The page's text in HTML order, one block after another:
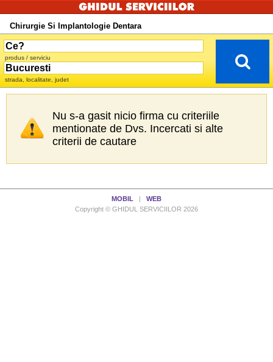
Chirurgie Si Implantologie Dentara
produs / serviciu
strada, localitate, judet
Nu s-a gasit nicio firma cu criteriile
mentionate de Dvs. Incercati si alte
criterii de cautare
MOBIL
WEB
Copyright © GHIDUL SERVICIILOR 2026